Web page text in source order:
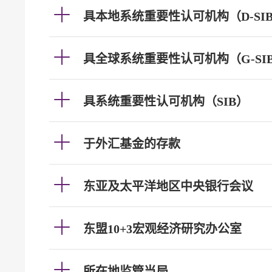
具本地系统重要性认可机构（D-SIB
具全球系统重要性认可机构（G-SIB
具系统重要性认可机构（SIB）
于外汇基金的存款
东亚及太平洋地区中央银行会议
东盟10+3宏观经济研究办公室